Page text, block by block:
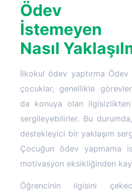
Ödev
İstemeyen
Nasıl
İlkokul ödev yaptırma
çocuklar, genellikle
da konuya olan
sergileyebilirler. Bu
destekleyici bir yaklaşım
Çocuğun ödev yapmama
motivasyon eksikliğinden
Öğrencinin ilgisini